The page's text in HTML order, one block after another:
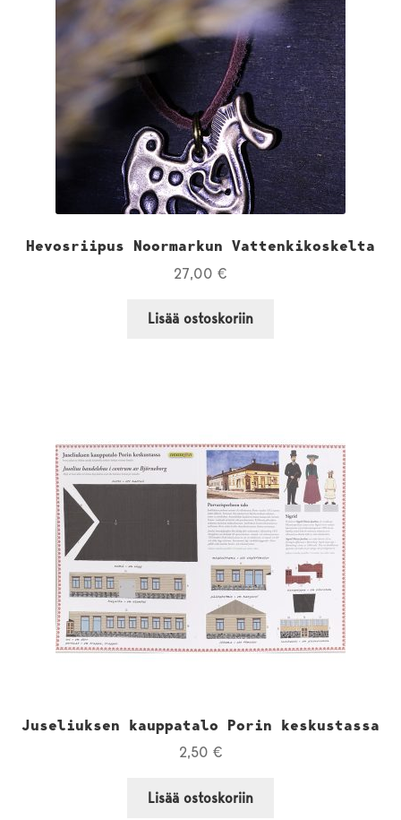
Hevosriipus Noormarkun Vattenkikoskelta
27,00 €
Lisää ostoskoriin
Juseliuksen kauppatalo Porin keskustassa
2,50 €
Lisää ostoskoriin